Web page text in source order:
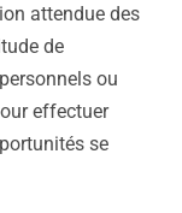
attendue des
de
ou
effectuer
se